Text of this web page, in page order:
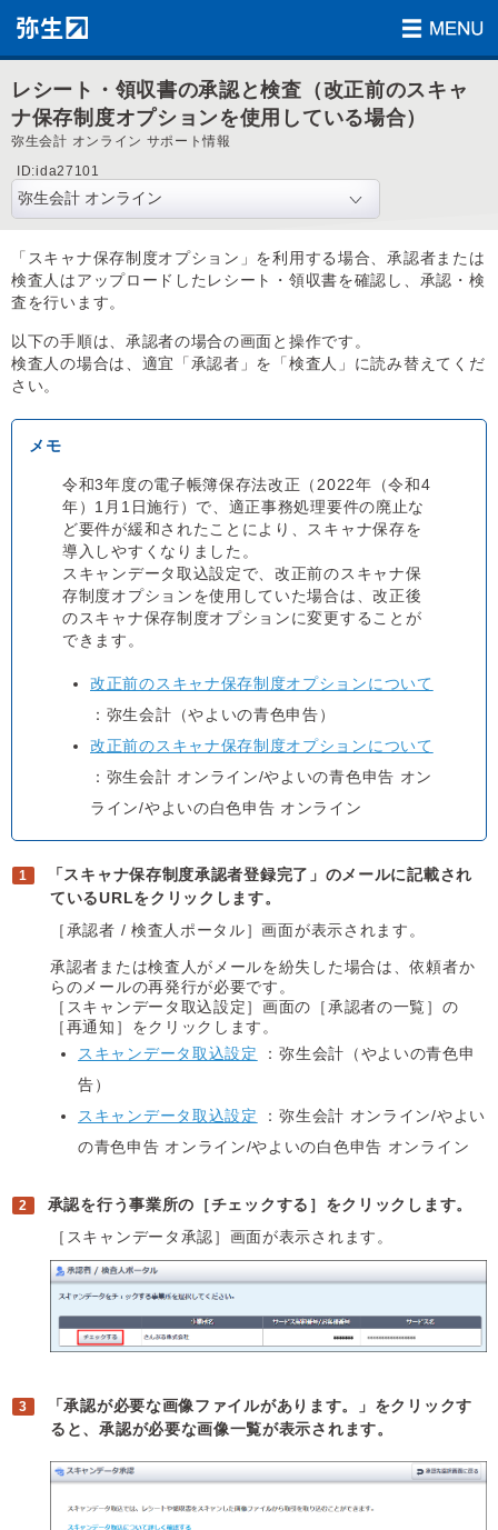
レシート・領収書の承認と検査（改正前のスキャ
ナ保存制度オプションを使用している場合）
弥生会計 オンライン サポート情報
ID:ida27101
「スキャナ保存制度オプション」を利用する場合、承認者または
検査人はアップロードしたレシート・領収書を確認し、承認・検
査を行います。
以下の手順は、承認者の場合の画面と操作です。
検査人の場合は、適宜「承認者」を「検査人」に読み替えてくだ
さい。
令和3年度の電子帳簿保存法改正（2022年（令和4
年）1月1日施行）で、適正事務処理要件の廃止な
ど要件が緩和されたことにより、スキャナ保存を
導入しやすくなりました。
スキャンデータ取込設定で、改正前のスキャナ保
存制度オプションを使用していた場合は、改正後
のスキャナ保存制度オプションに変更することが
できます。
改正前のスキャナ保存制度オプションについて
：弥生会計（やよいの青色申告）
改正前のスキャナ保存制度オプションについて
：弥生会計 オンライン/やよいの青色申告 オン
ライン/やよいの白色申告 オンライン
「スキャナ保存制度承認者登録完了」のメールに記載され
ているURLをクリックします。
［承認者 / 検査人ポータル］画面が表示されます。
承認者または検査人がメールを紛失した場合は、依頼者か
らのメールの再発行が必要です。
［スキャンデータ取込設定］画面の［承認者の一覧］の
［再通知］をクリックします。
スキャンデータ取込設定
：弥生会計（やよいの青色申
告）
スキャンデータ取込設定
：弥生会計 オンライン/やよい
の青色申告 オンライン/やよいの白色申告 オンライン
承認を行う事業所の［チェックする］をクリックします。
［スキャンデータ承認］画面が表示されます。
「承認が必要な画像ファイルがあります。」をクリックす
ると、承認が必要な画像一覧が表示されます。